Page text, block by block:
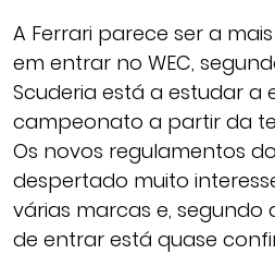
A Ferrari parece ser a
em entrar no WEC,
Scuderia está a estudar a
campeonato a partir da
Os novos regulamentos
despertado muito
várias marcas e, segundo
de entrar está quase